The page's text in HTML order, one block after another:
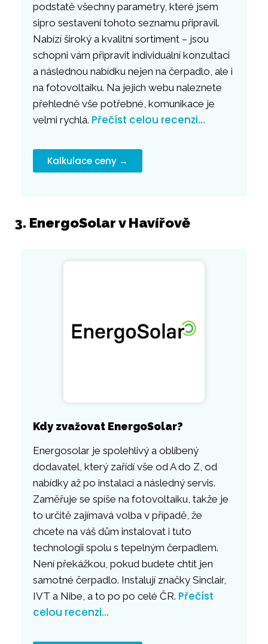
podstatě všechny parametry, které jsem
sipro sestavení tohoto seznamu připravil.
Nabízí široký a kvalitní sortiment – jsou
schopni vám připravit individuální konzultaci
a následnou nabídku nejen na čerpadlo, ale i
na fotovoltaiku. Na jejich webu naleznete
přehledně vše potřebné, komunikace je
velmi rychlá. Přečíst celou recenzi…
Kalkulace ceny →
3. EnergoSolar v Havířově
Kdy zvažovat EnergoSolar?
Energosolar je spolehlivý a oblíbený
dodavatel, který zařídí vše od A do Z, od
nabídky až po instalaci a následný servis.
Zaměřuje se spíše na fotovoltaiku, takže je
to určitě zajímavá volba v případě, že
chcete na váš dům instalovat i tuto
technologii spolu s tepelným čerpadlem.
Není překážkou, pokud budete chtít jen
samotné čerpadlo. Instalují značky Sinclair,
IVT a Nibe, a to po po celé ČR. Přečíst
celou recenzi…